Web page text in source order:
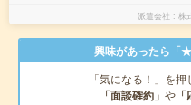
派遣会社 株
興味があったら「
「気になる！」を
「面談確約」 や